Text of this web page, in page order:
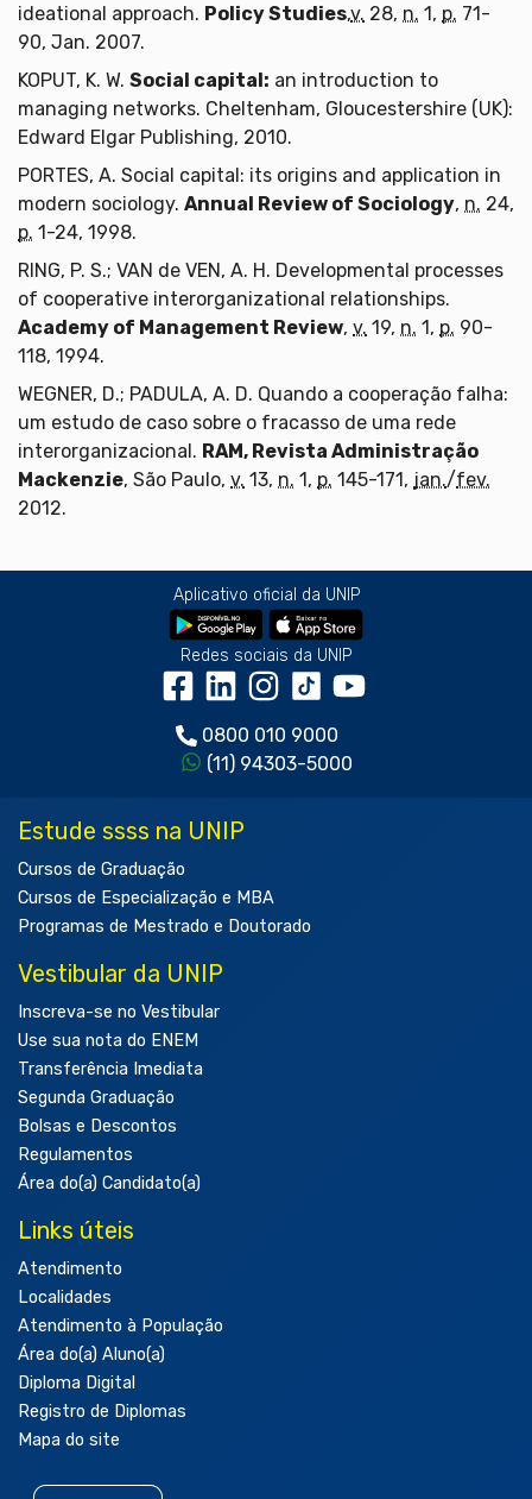
ideational approach. Policy Studies,v. 28, n. 1, p. 71-
90, Jan. 2007.
KOPUT, K. W. Social capital: an introduction to
managing networks. Cheltenham, Gloucestershire (UK):
Edward Elgar Publishing, 2010.
PORTES, A. Social capital: its origins and application in
modern sociology. Annual Review of Sociology, n. 24,
p. 1-24, 1998.
RING, P. S.; VAN de VEN, A. H. Developmental processes
of cooperative interorganizational relationships.
Academy of Management Review, v. 19, n. 1, p. 90-
118, 1994.
WEGNER, D.; PADULA, A. D. Quando a cooperação falha:
um estudo de caso sobre o fracasso de uma rede
interorganizacional. RAM, Revista Administração
Mackenzie, São Paulo, v. 13, n. 1, p. 145-171, jan./fev.
2012.
Aplicativo oficial da UNIP
Redes sociais da UNIP
0800 010 9000
(11) 94303-5000
Estude ssss na UNIP
Cursos de Graduação
Cursos de Especialização e MBA
Programas de Mestrado e Doutorado
Vestibular da UNIP
Inscreva-se no Vestibular
Use sua nota do ENEM
Transferência Imediata
Segunda Graduação
Bolsas e Descontos
Regulamentos
Área do(a) Candidato(a)
Links úteis
Atendimento
Localidades
Atendimento à População
Área do(a) Aluno(a)
Diploma Digital
Registro de Diplomas
Mapa do site